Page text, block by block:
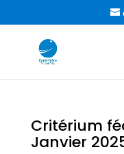
Critérium
Janvier